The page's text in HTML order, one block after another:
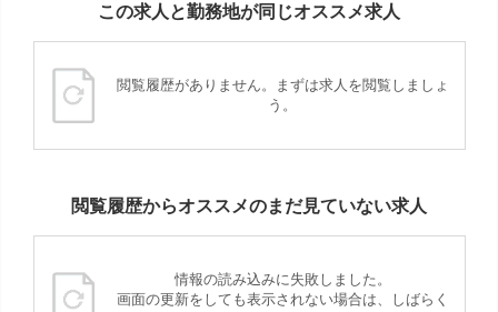
この求人と勤務地が同じオススメ求人
閲覧履歴がありません。まずは求人を閲覧しましょ
う。
閲覧履歴からオススメのまだ見ていない求人
情報の読み込みに失敗しました。
画面の更新をしても表示されない場合は、しばらく